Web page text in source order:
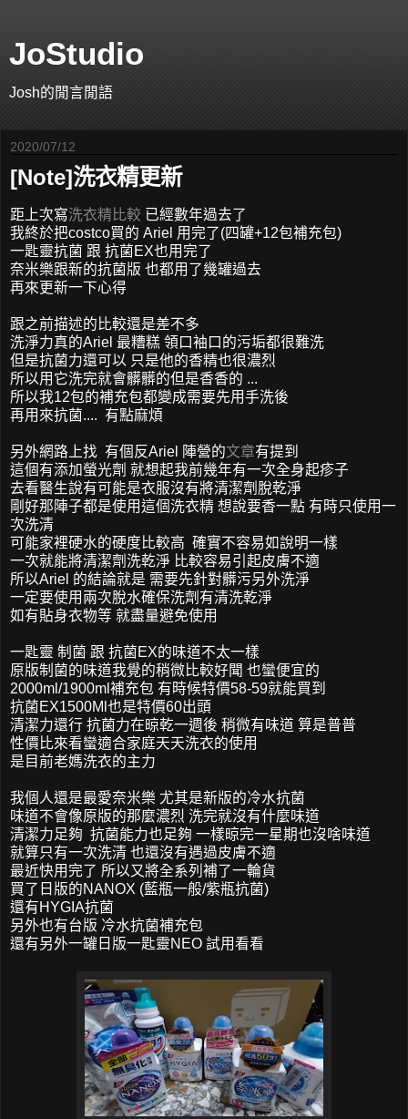
JoStudio
Josh的閒言閒語
2020/07/12
[Note]洗衣精更新
距上次寫洗衣精比較 已經數年過去了
我終於把costco買的 Ariel 用完了(四罐+12包補充包)
一匙靈抗菌 跟 抗菌EX也用完了
奈米樂跟新的抗菌版 也都用了幾罐過去
再來更新一下心得
跟之前描述的比較還是差不多
洗淨力真的Ariel 最糟糕 領口袖口的污垢都很難洗
但是抗菌力還可以 只是他的香精也很濃烈
所以用它洗完就會髒髒的但是香香的 ...
所以我12包的補充包都變成需要先用手洗後
再用來抗菌.... 有點麻煩
另外網路上找 有個反Ariel 陣營的文章有提到
這個有添加螢光劑 就想起我前幾年有一次全身起疹子
去看醫生說有可能是衣服沒有將清潔劑脫乾淨
剛好那陣子都是使用這個洗衣精 想說要香一點 有時只使用一
次洗清
可能家裡硬水的硬度比較高 確實不容易如說明一樣
一次就能將清潔劑洗乾淨 比較容易引起皮膚不適
所以Ariel 的結論就是 需要先針對髒污另外洗淨
一定要使用兩次脫水確保洗劑有清洗乾淨
如有貼身衣物等 就盡量避免使用
一匙靈 制菌 跟 抗菌EX的味道不太一樣
原版制菌的味道我覺的稍微比較好聞 也蠻便宜的
2000ml/1900ml補充包 有時候特價58-59就能買到
抗菌EX1500Ml也是特價60出頭
清潔力還行 抗菌力在晾乾一週後 稍微有味道 算是普普
性價比來看蠻適合家庭天天洗衣的使用
是目前老媽洗衣的主力
我個人還是最愛奈米樂 尤其是新版的冷水抗菌
味道不會像原版的那麼濃烈 洗完就沒有什麼味道
清潔力足夠 抗菌能力也足夠 一樣晾完一星期也沒啥味道
就算只有一次洗清 也還沒有遇過皮膚不適
最近快用完了 所以又將全系列補了一輪貨
買了日版的NANOX (藍瓶一般/紫瓶抗菌)
還有HYGIA抗菌
另外也有台版 冷水抗菌補充包
還有另外一罐日版一匙靈NEO 試用看看